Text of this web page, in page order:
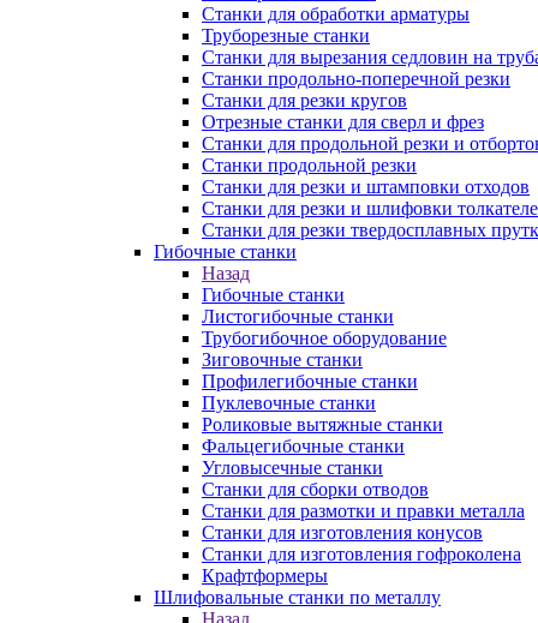
Станки для обработки арматуры
Труборезные станки
Станки для вырезания седловин на
Станки продольно-поперечной резки
Станки для резки кругов
Отрезные станки для сверл и фрез
Станки для продольной резки и
Станки продольной резки
Станки для резки и штамповки отходов
Станки для резки и шлифовки
Станки для резки твердосплавных
Гибочные станки
Назад
Гибочные станки
Листогибочные станки
Трубогибочное оборудование
Зиговочные станки
Профилегибочные станки
Пуклевочные станки
Роликовые вытяжные станки
Фальцегибочные станки
Угловысечные станки
Станки для сборки отводов
Станки для размотки и правки металла
Станки для изготовления конусов
Станки для изготовления гофроколена
Крафтформеры
Шлифовальные станки по металлу
Назад